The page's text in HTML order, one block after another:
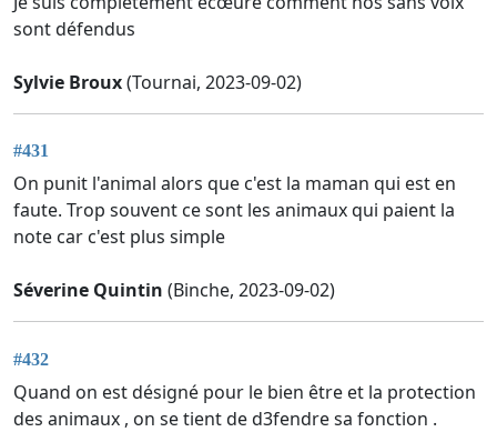
sont défendus
Sylvie Broux(Tournai, 2023-09-02)
#431
On punit l'animal alors que c'est la maman qui est en
faute. Trop souvent ce sont les animaux qui paient la
note car c'est plus simple
Séverine Quintin (Binche, 2023-09-02)
#432
Quand on est désigné pour le bien être et la protection
des animaux , on se tient de d3fendre sa fonction .